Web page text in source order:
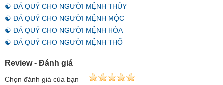
☯ ĐÁ QUÝ CHO NGƯỜI MỆNH THỦY
☯ ĐÁ QUÝ CHO NGƯỜI MỆNH MỘC
☯ ĐÁ QUÝ CHO NGƯỜI MỆNH HỎA
☯ ĐÁ QUÝ CHO NGƯỜI MỆNH THỔ
Review - Đánh giá
Chọn đánh giá của bạn